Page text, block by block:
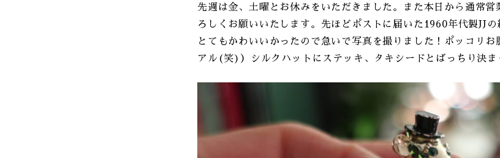
先週は金、土曜とお休みをいただきました。また本日から通常営
ろしくお願いいたします。先ほどポストに届いた1960年代製JJ
とてもかわいいかったので急いで写真を撮りました！ポッコリ
アル(笑)）シルクハットにステッキ、タキシードとばっちり決ま